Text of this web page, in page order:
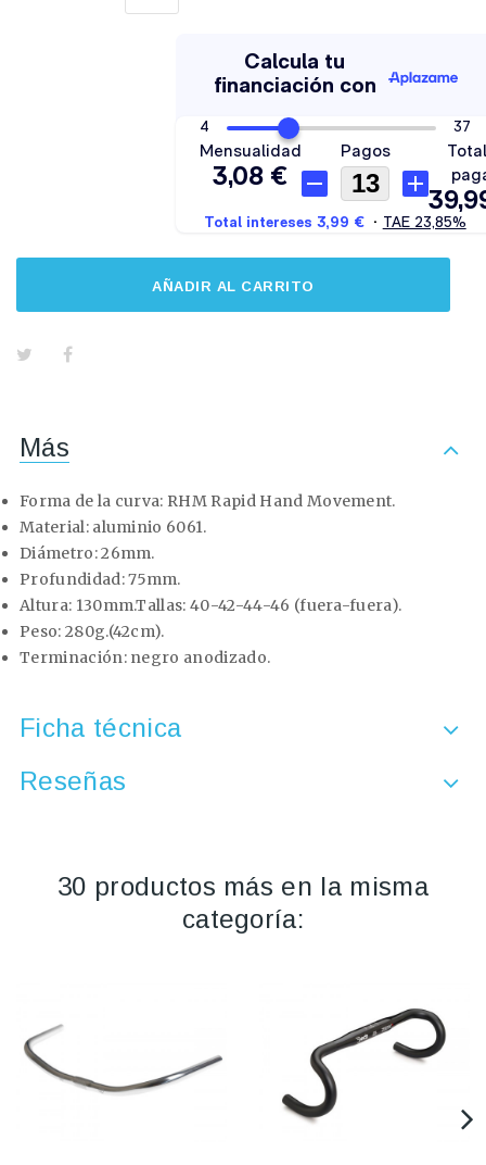
AÑADIR AL CARRITO
Más
Forma de la curva: RHM Rapid Hand Movement.
Material: aluminio 6061.
Diámetro: 26mm.
Profundidad: 75mm.
Altura: 130mm.Tallas: 40-42-44-46 (fuera-fuera).
Peso: 280g.(42cm).
Terminación: negro anodizado.
Ficha técnica
Reseñas
30 productos más en la misma
categoría: